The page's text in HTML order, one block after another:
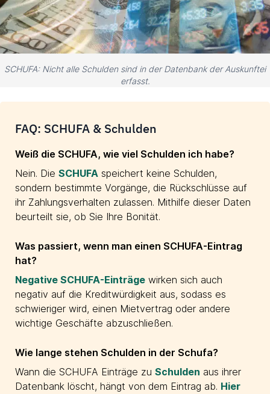
SCHUFA: Nicht alle Schulden sind in der Datenbank der Auskunftei
erfasst.
FAQ: SCHUFA & Schulden
Weiß die SCHUFA, wie viel Schulden ich habe?
Nein. Die SCHUFA speichert keine Schulden,
sondern bestimmte Vorgänge, die Rückschlüsse auf
ihr Zahlungsverhalten zulassen. Mithilfe dieser Daten
beurteilt sie, ob Sie Ihre Bonität.
Was passiert, wenn man einen SCHUFA-Eintrag
hat?
Negative SCHUFA-Einträge wirken sich auch
negativ auf die Kreditwürdigkeit aus, sodass es
schwieriger wird, einen Mietvertrag oder andere
wichtige Geschäfte abzuschließen.
Wie lange stehen Schulden in der Schufa?
Wann die SCHUFA Einträge zu Schulden aus ihrer
Datenbank löscht, hängt von dem Eintrag ab. Hier